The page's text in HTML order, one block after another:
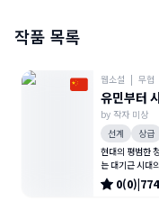
작품 목록
웹소설 | 무협
유민부터
by 작자 미상
선계
상급
현대의 평범한
는 대기근 시대
량'으로 삼으려
0(0)|774